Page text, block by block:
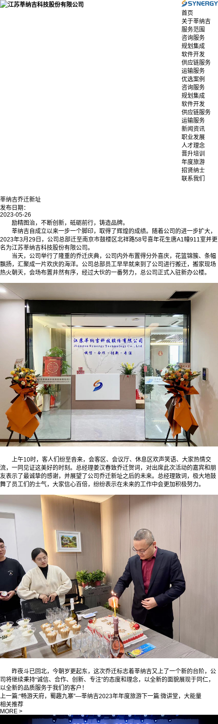
首页
关于莘纳吉
服务范围
咨询服务
规划集成
软件开发
供应链服务
运输服务
优选案例
咨询服务
规划集成
软件开发
供应链服务
运输服务
新闻资讯
职业发展
人才理念
晋升培训
年度旅游
招贤纳士
联系我们
莘纳吉乔迁新址
发布日期：
2023-05-26
励精图治，不断创新，砥砺前行，铸造品牌。
莘纳吉自成立以来一步一个脚印，取得了辉煌的成绩。随着公司的进一步扩大，
2023年3月29日，公司总部迁至南京市鼓楼区北祥路58号喜年花生唐A1幢911室并更
名为江苏莘纳吉科技股份有限公司。
当天，公司举行了隆重的乔迁庆典，公司内外布置得分外喜庆，花篮锦簇、条幅
飘扬，汇聚成一片欢庆的海洋。公司总部员工早早就来到了公司进行搬迁，搬家现场
热火朝天，会场布置井然有序，经过大伙的一番努力，总公司正式入驻新办公楼。
上午10时，客人们纷至沓来，会客区、会议厅、休息区欢声笑语、大家热情交
流，一同见证这美好的时刻。 总经理姜汉春致乔迁贺词，对出席此次活动的嘉宾和朋
友表示了最诚挚的感谢，并展望了公司乔迁新址之后的未来。总经理致词，极大地鼓
舞了员工们的士气，大家信心百倍，纷纷表示在未来的工作中会更加积极努力。
昨夜斗已回北，今朝岁更起东，这次乔迁标志着莘纳吉又上了一个新的台阶，公
司将继续秉持“诚信、合作、创新、专注”的态度和理念，以全新的面貌展现于同仁，
以全新的品质服务于我们的客户！
上一篇:“畅游天府，蜀趣九寨”—莘纳吉2023年年度旅游下一篇:微讲堂，大能量
相关推荐
MORE >